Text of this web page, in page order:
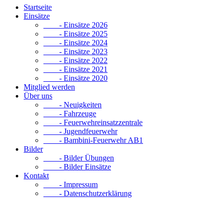
Startseite
Einsätze
- Einsätze 2026
- Einsätze 2025
- Einsätze 2024
- Einsätze 2023
- Einsätze 2022
- Einsätze 2021
- Einsätze 2020
Mitglied werden
Über uns
- Neuigkeiten
- Fahrzeuge
- Feuerwehreinsatzzentrale
- Jugendfeuerwehr
- Bambini-Feuerwehr AB1
Bilder
- Bilder Übungen
- Bilder Einsätze
Kontakt
- Impressum
- Datenschutzerklärung